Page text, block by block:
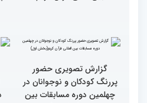
گزارش تصویری بازدید
متسابقین چهلمین دوره
مسابقات بین المللی قرآن
کریم از حسینیه جماران
میلاد